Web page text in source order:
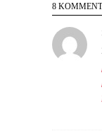
8